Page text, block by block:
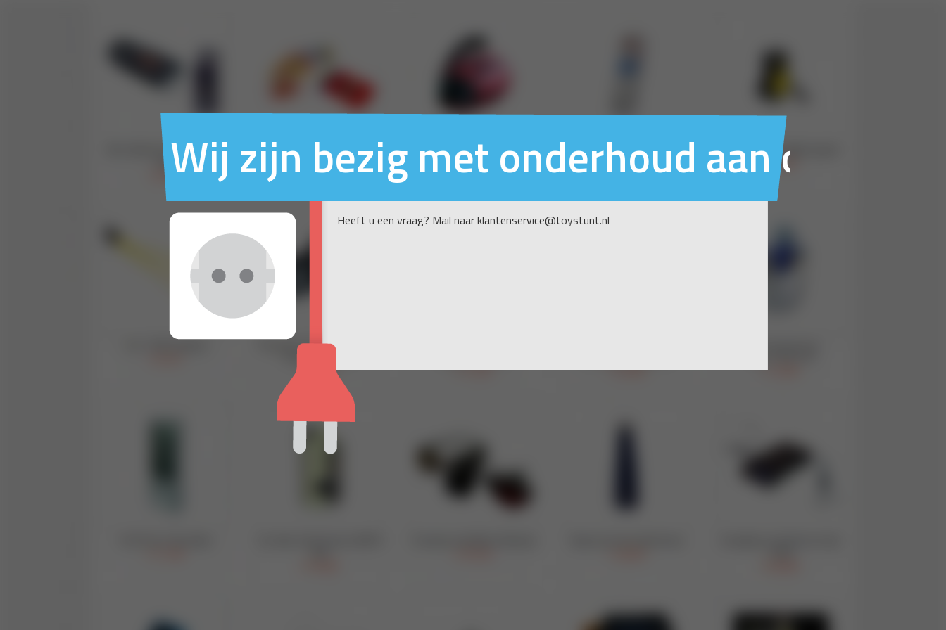
Wij zijn bezig met onderhoud aan ons
Heeft u een vraag? Mail naar klantenservice@toystunt.nl